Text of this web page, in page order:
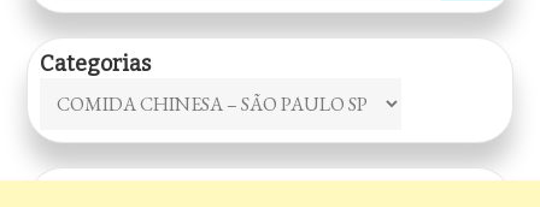
Categorias
Categorias